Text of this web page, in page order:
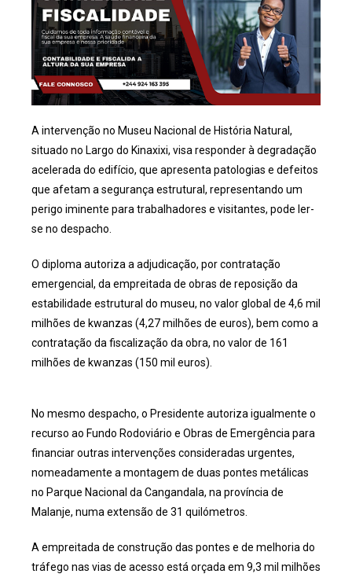
A intervenção no Museu Nacional de História Natural,
situado no Largo do Kinaxixi, visa responder à degradação
acelerada do edifício, que apresenta patologias e defeitos
que afetam a segurança estrutural, representando um
perigo iminente para trabalhadores e visitantes, pode ler-
se no despacho.
O diploma autoriza a adjudicação, por contratação
emergencial, da empreitada de obras de reposição da
estabilidade estrutural do museu, no valor global de 4,6 mil
milhões de kwanzas (4,27 milhões de euros), bem como a
contratação da fiscalização da obra, no valor de 161
milhões de kwanzas (150 mil euros).
No mesmo despacho, o Presidente autoriza igualmente o
recurso ao Fundo Rodoviário e Obras de Emergência para
financiar outras intervenções consideradas urgentes,
nomeadamente a montagem de duas pontes metálicas
no Parque Nacional da Cangandala, na província de
Malanje, numa extensão de 31 quilómetros.
A empreitada de construção das pontes e de melhoria do
tráfego nas vias de acesso está orçada em 9,3 mil milhões